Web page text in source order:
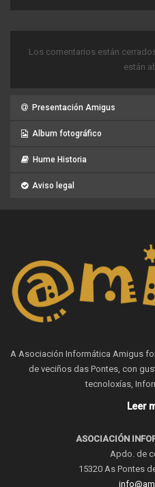
Los comentarios están
están
Presentación Amigus
Album fotográfico
Hume Historia
Aviso legal
A Asociación Informática Amigus
de veciños das Pontes, con
tecnoloxías,
Leer
ASOCIACIÓN
Apdo. de
15320 As Pontes